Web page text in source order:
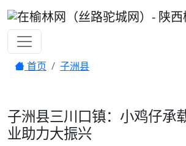
首页 子洲县
子洲县三川口镇：小鸡仔承
业助力大振兴